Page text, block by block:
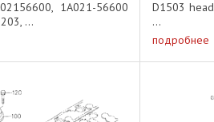
1A021-56600
...
D1503
...
подробнее